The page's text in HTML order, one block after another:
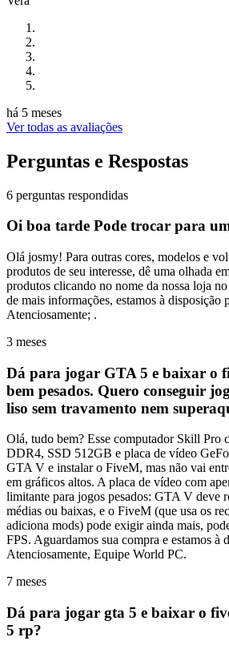
há 5 meses
Ver todas as avaliações
Perguntas e Respostas
6 perguntas respondidas
Oi boa tarde Pode trocar para
Olá josmy! Para outras cores, modelos e
produtos de seu interesse, dê uma olhada
produtos clicando no nome da nossa loja
de mais informações, estamos à disposição
Atenciosamente; .
3 meses
Dá para jogar GTA 5 e baixar o
bem pesados. Quero conseguir
liso sem travamento nem
Olá, tudo bem? Esse computador Skill Pro
DDR4, SSD 512GB e placa de vídeo
GTA V e instalar o FiveM, mas não vai
em gráficos altos. A placa de vídeo com
limitante para jogos pesados: GTA V deve
médias ou baixas, e o FiveM (que usa os
adiciona mods) pode exigir ainda mais,
FPS. Aguardamos sua compra e estamos à
Atenciosamente, Equipe World PC.
7 meses
Dá para jogar gta 5 e baixar o
5 rp?